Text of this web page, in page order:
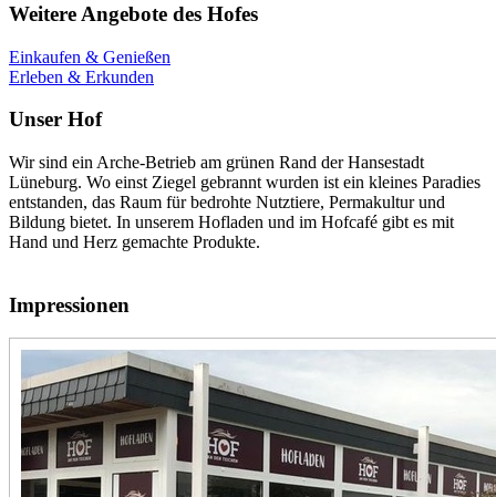
Weitere Angebote des Hofes
Einkaufen & Genießen
Erleben & Erkunden
Unser Hof
Wir sind ein Arche-Betrieb am grünen Rand der Hansestadt
Lüneburg. Wo einst Ziegel gebrannt wurden ist ein kleines Paradies
entstanden, das Raum für bedrohte Nutztiere, Permakultur und
Bildung bietet. In unserem Hofladen und im Hofcafé gibt es mit
Hand und Herz gemachte Produkte.
Impressionen